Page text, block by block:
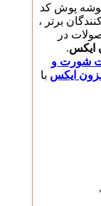
پوش کد
برتر ،
در
.
و
با